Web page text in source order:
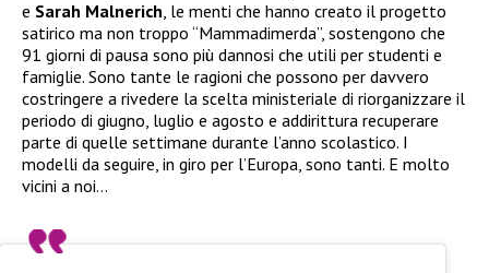
e Sarah Malnerich , le menti che hanno creato il progetto
satirico ma non troppo “Mammadimerda”, sostengono che
91 giorni di pausa sono più dannosi che utili per studenti e
famiglie. Sono tante le ragioni che possono per davvero
costringere a rivedere la scelta ministeriale di riorganizzare il
periodo di giugno, luglio e agosto e addirittura recuperare
parte di quelle settimane durante l’anno scolastico. I
modelli da seguire, in giro per l’Europa, sono tanti. E molto
vicini a noi…